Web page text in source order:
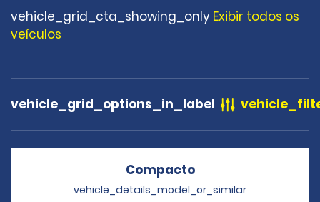
vehicle_grid_cta_showing_only Exibir todos os
veículos
vehicle_grid_options_in_label
CompactoOpens in a new
vehicle_details_model_or_similar